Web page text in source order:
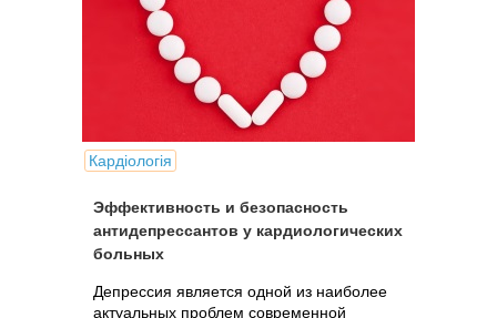
Кардіологія
Эффективность и безопасность
антидепрессантов у кардиологических
больных
Депрессия является одной из наиболее
актуальных проблем современной